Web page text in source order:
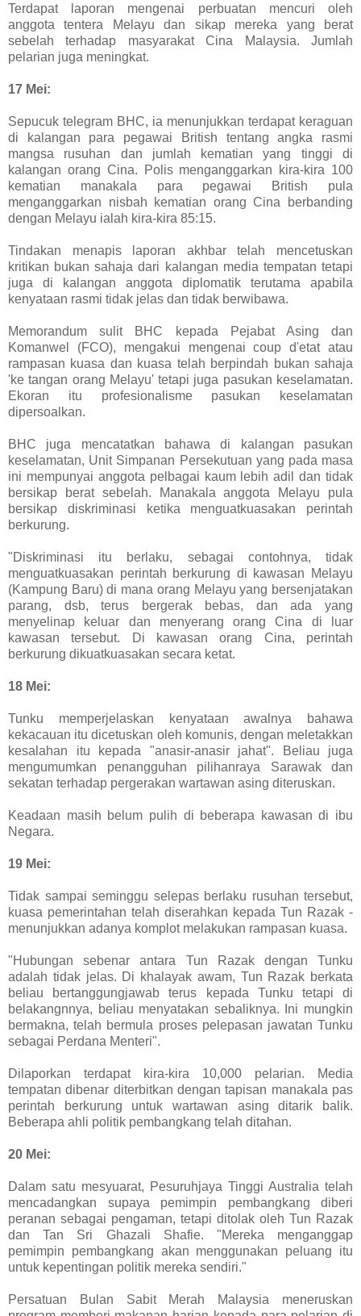
Terdapat laporan mengenai perbuatan mencuri oleh
anggota tentera Melayu dan sikap mereka yang berat
sebelah terhadap masyarakat Cina Malaysia. Jumlah
pelarian juga meningkat.
17 Mei:
Sepucuk telegram BHC, ia menunjukkan terdapat keraguan
di kalangan para pegawai British tentang angka rasmi
mangsa rusuhan dan jumlah kematian yang tinggi di
kalangan orang Cina. Polis menganggarkan kira-kira 100
kematian manakala para pegawai British pula
menganggarkan nisbah kematian orang Cina berbanding
dengan Melayu ialah kira-kira 85:15.
Tindakan menapis laporan akhbar telah mencetuskan
kritikan bukan sahaja dari kalangan media tempatan tetapi
juga di kalangan anggota diplomatik terutama apabila
kenyataan rasmi tidak jelas dan tidak berwibawa.
Memorandum sulit BHC kepada Pejabat Asing dan
Komanwel (FCO), mengakui mengenai coup d'etat atau
rampasan kuasa dan kuasa telah berpindah bukan sahaja
'ke tangan orang Melayu' tetapi juga pasukan keselamatan.
Ekoran itu profesionalisme pasukan keselamatan
dipersoalkan.
BHC juga mencatatkan bahawa di kalangan pasukan
keselamatan, Unit Simpanan Persekutuan yang pada masa
ini mempunyai anggota pelbagai kaum lebih adil dan tidak
bersikap berat sebelah. Manakala anggota Melayu pula
bersikap diskriminasi ketika menguatkuasakan perintah
berkurung.
"Diskriminasi itu berlaku, sebagai contohnya, tidak
menguatkuasakan perintah berkurung di kawasan Melayu
(Kampung Baru) di mana orang Melayu yang bersenjatakan
parang, dsb, terus bergerak bebas, dan ada yang
menyelinap keluar dan menyerang orang Cina di luar
kawasan tersebut. Di kawasan orang Cina, perintah
berkurung dikuatkuasakan secara ketat.
18 Mei:
Tunku memperjelaskan kenyataan awalnya bahawa
kekacauan itu dicetuskan oleh komunis, dengan meletakkan
kesalahan itu kepada "anasir-anasir jahat". Beliau juga
mengumumkan penangguhan pilihanraya Sarawak dan
sekatan terhadap pergerakan wartawan asing diteruskan.
Keadaan masih belum pulih di beberapa kawasan di ibu
Negara.
19 Mei:
Tidak sampai seminggu selepas berlaku rusuhan tersebut,
kuasa pemerintahan telah diserahkan kepada Tun Razak -
menunjukkan adanya komplot melakukan rampasan kuasa.
"Hubungan sebenar antara Tun Razak dengan Tunku
adalah tidak jelas. Di khalayak awam, Tun Razak berkata
beliau bertanggungjawab terus kepada Tunku tetapi di
belakangnnya, beliau menyatakan sebaliknya. Ini mungkin
bermakna, telah bermula proses pelepasan jawatan Tunku
sebagai Perdana Menteri".
Dilaporkan terdapat kira-kira 10,000 pelarian. Media
tempatan dibenar diterbitkan dengan tapisan manakala pas
perintah berkurung untuk wartawan asing ditarik balik.
Beberapa ahli politik pembangkang telah ditahan.
20 Mei:
Dalam satu mesyuarat, Pesuruhjaya Tinggi Australia telah
mencadangkan supaya pemimpin pembangkang diberi
peranan sebagai pengaman, tetapi ditolak oleh Tun Razak
dan Tan Sri Ghazali Shafie. "Mereka menganggap
pemimpin pembangkang akan menggunakan peluang itu
untuk kepentingan politik mereka sendiri."
Persatuan Bulan Sabit Merah Malaysia meneruskan